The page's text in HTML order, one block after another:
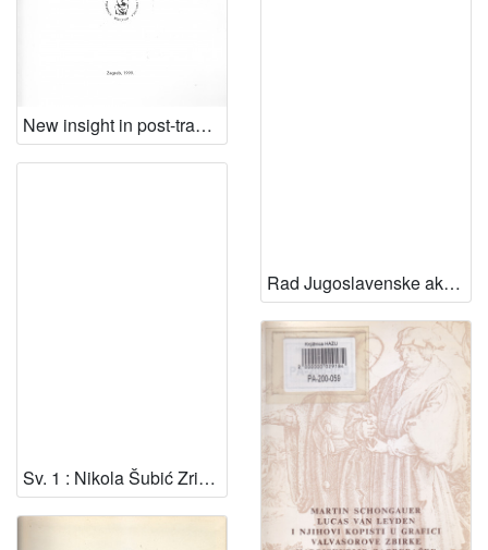
Rad Jugoslavenske akademije znanosti i umjetnosti. Razred za filološke znanosti
New insight in post-traumatic stress disorder (PTSD) : proceedings (abstracts, references and illustrations) of symposium, Zagreb, March, 26, 1999. ; [editors Dragan Dekaris, A[nte] Sabioncello
Sv. 1 : Nikola Šubić Zrinjski : glasovirski izvadak Nikole Fallera / priredio Lovro Županović